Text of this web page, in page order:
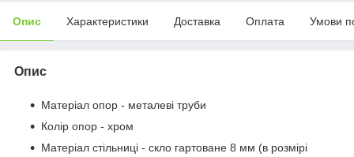
Опис Характеристики Доставка Оплата Умови
Опис
Матеріал опор - металеві труби
Колір опор - хром
Матеріал стільниці - скло гартоване 8 мм (в розмірі